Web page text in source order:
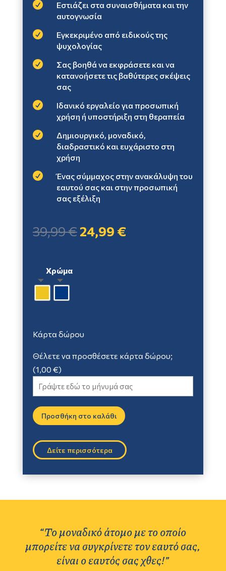

Εστιάζει στα συναισθήματα και την
αυτογνωσία

Εγκεκριμένο από ειδικούς της
ψυχολογίας

Σας βοηθά να εκφράσετε και να
κατανοήσετε τις βαθύτερες σκέψεις
σας

Ιδανικό εργαλείο για προσωπική
χρήση ή υποστήριξη στη θεραπεία

Δημιουργικό, μοναδικό,
διαδραστικό και ευχάριστο στη
χρήση

Ένας σύμμαχος στην ανακάλυψη του
εαυτού σας και στην προσωπική
σας εξέλιξη
39,99€ Original
24,99 €Η
Χρώμα
Κάρτα δώρου
Θέλετε να προσθέσετε κάρτα δώρου;
(1,00 €)
Προσθήκη στο καλάθι
l
t
e
n
Δείτε περισσότερα
“Το μοναδικό άτομο με το οποίο
μπορείτε να συγκρίνετε τον εαυτό σας,
είναι ο εαυτός σας χθες!”